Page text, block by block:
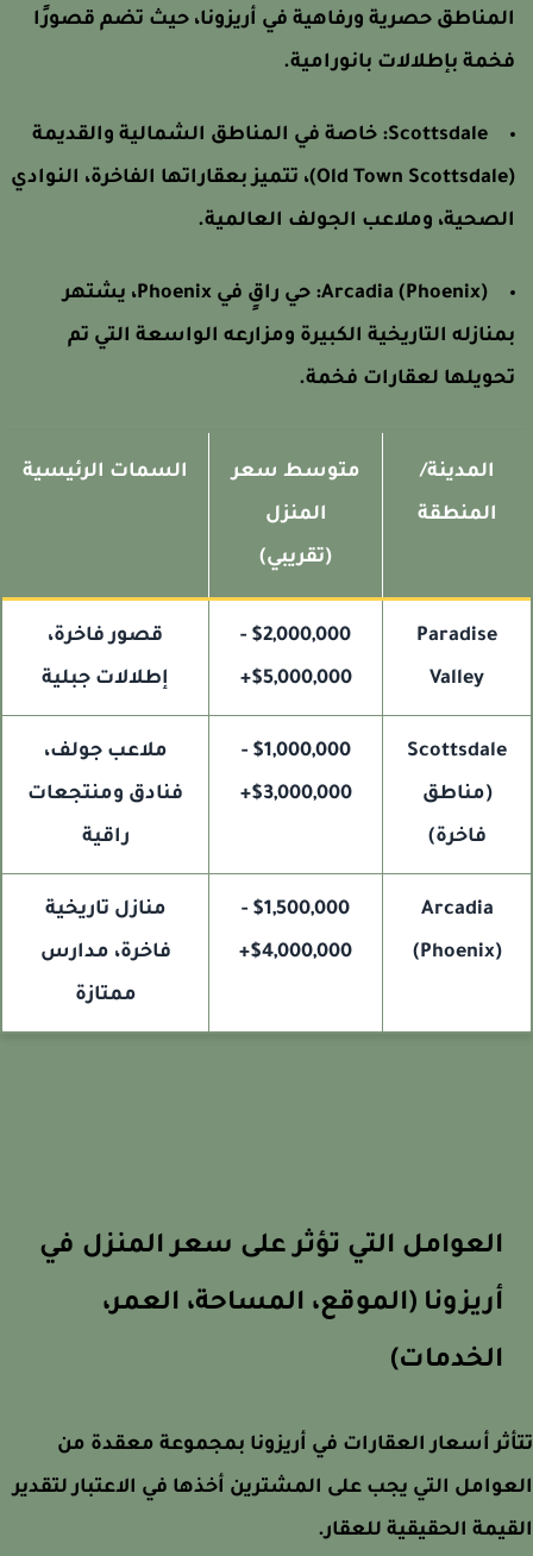
حصرية ورفاهية في أريزونا، حيث تضم قصورًا
بإطلالات بانورامية.
Scottsdale: خاصة في المناطق الشمالية والقديمة
(Old Town Scottsdale)، تتميز بعقاراتها الفاخرة، النوادي
وملاعب الجولف العالمية.
Arcadia (Phoenix):
حي راقٍ في Phoenix، يشتهر
التاريخية الكبيرة ومزارعه الواسعة التي تم
لعقارات فخمة.
المدينة/
المنطقة
متوسط سعر
المنزل
(تقريبي)
السمات الرئيسية
Paradise
Valley
$2,000,000 -
$5,000,000+
قصور فاخرة،
إطلالات جبلية
Scottsdale
(مناطق
فاخرة)
$1,000,000 -
$3,000,000+
ملاعب جولف،
فنادق ومنتجعات
راقية
Arcadia
(Phoenix)
$1,500,000 -
$4,000,000+
منازل تاريخية
فاخرة، مدارس
ممتازة
العوامل التي تؤثر على سعر المنزل في
أريزونا (الموقع، المساحة، العمر،
الخدمات)
أسعار العقارات في أريزونا بمجموعة معقدة من
التي يجب على المشترين أخذها في الاعتبار لتقدير
الحقيقية للعقار.